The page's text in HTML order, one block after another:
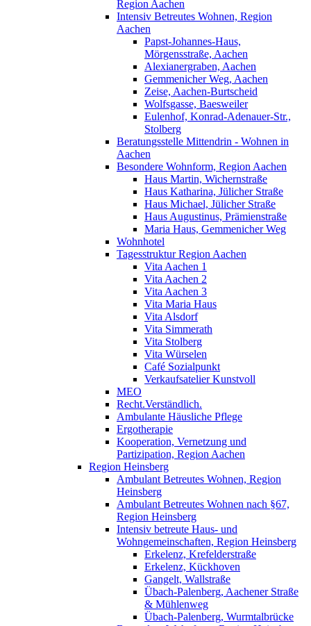
Region Aachen
Intensiv Betreutes Wohnen, Region
Aachen
Papst-Johannes-Haus,
Mörgensstraße, Aachen
Alexianergraben, Aachen
Gemmenicher Weg, Aachen
Zeise, Aachen-Burtscheid
Wolfsgasse, Baesweiler
Eulenhof, Konrad-Adenauer-Str.,
Stolberg
Beratungsstelle Mittendrin - Wohnen in
Aachen
Besondere Wohnform, Region Aachen
Haus Martin, Wichernstraße
Haus Katharina, Jülicher Straße
Haus Michael, Jülicher Straße
Haus Augustinus, Prämienstraße
Maria Haus, Gemmenicher Weg
Wohnhotel
Tagesstruktur Region Aachen
Vita Aachen 1
Vita Aachen 2
Vita Aachen 3
Vita Maria Haus
Vita Alsdorf
Vita Simmerath
Vita Stolberg
Vita Würselen
Café Sozialpunkt
Verkaufsatelier Kunstvoll
MEO
Recht.Verständlich.
Ambulante Häusliche Pflege
Ergotherapie
Kooperation, Vernetzung und
Partizipation, Region Aachen
Region Heinsberg
Ambulant Betreutes Wohnen, Region
Heinsberg
Ambulant Betreutes Wohnen nach §67,
Region Heinsberg
Intensiv betreute Haus- und
Wohngemeinschaften, Region Heinsberg
Erkelenz, Krefelderstraße
Erkelenz, Kückhoven
Gangelt, Wallstraße
Übach-Palenberg, Aachener Straße
& Mühlenweg
Übach-Palenberg, Wurmtalbrücke